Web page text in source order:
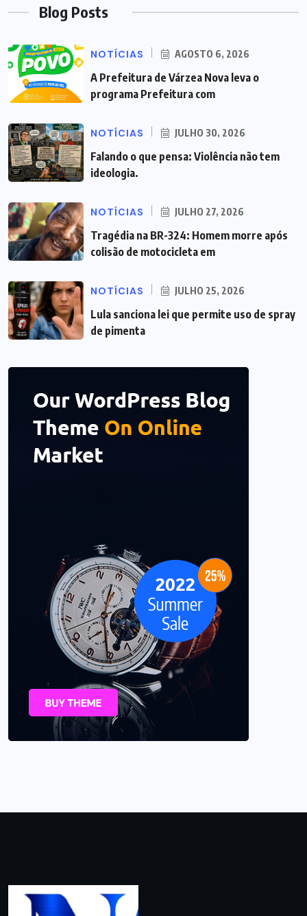
Blog Posts
NOTÍCIAS AGOSTO 6, 2026
A Prefeitura de Várzea Nova leva o
programa Prefeitura com
NOTÍCIAS JULHO 30, 2026
Falando o que pensa: Violência não tem
ideologia.
NOTÍCIAS JULHO 27, 2026
Tragédia na BR-324: Homem morre após
colisão de motocicleta em
NOTÍCIAS JULHO 25, 2026
Lula sanciona lei que permite uso de spray
de pimenta